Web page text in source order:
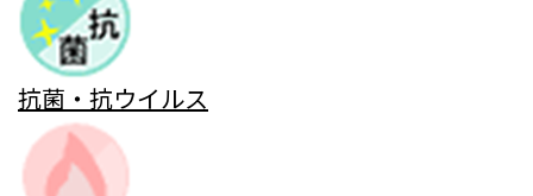
抗菌・抗ウイルス